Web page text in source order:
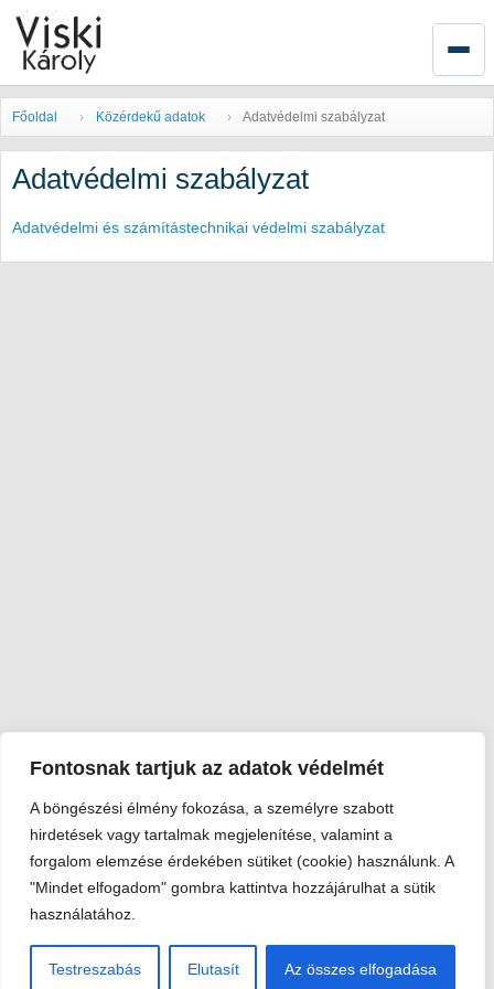
Fontosnak tartjuk az adatok védelmét
A böngészési élmény fokozása, a személyre szabott
hirdetések vagy tartalmak megjelenítése, valamint a
forgalom elemzése érdekében sütiket (cookie) használunk. A
"Mindet elfogadom" gombra kattintva hozzájárulhat a sütik
használatához.
Testreszabás Elutasít Az összes elfogadása
Főoldal Közérdekű adatok Adatvédelmi szabályzat
Adatvédelmi szabályzat
Adatvédelmi és számítástechnikai védelmi szabályzat
Viski Károly Múzeum Kalocsa
6300 Kalocsa, Szent István király út 25. · Telefon:
351
© 2026 Viski Károly Múzeum Kalocsa